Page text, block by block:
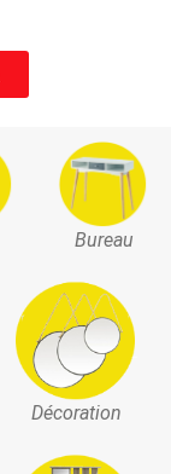
Bureau
Décoration